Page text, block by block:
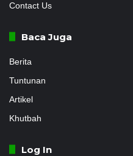
Contact Us
Baca Juga
Berita
Tuntunan
Artikel
Khutbah
Log In